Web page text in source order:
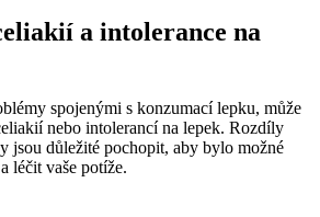
a intolerance na
spojenými s konzumací lepku, může
nebo intolerancí na lepek. Rozdíly
jsou důležité pochopit, aby bylo možné
léčit vaše potíže.